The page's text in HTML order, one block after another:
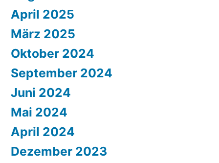
April 2025
März 2025
Oktober 2024
September 2024
Juni 2024
Mai 2024
April 2024
Dezember 2023